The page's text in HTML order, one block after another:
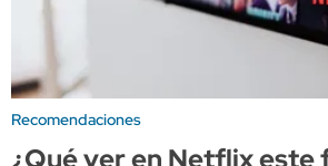
Recomendaciones
¿Qué ver en Netflix este